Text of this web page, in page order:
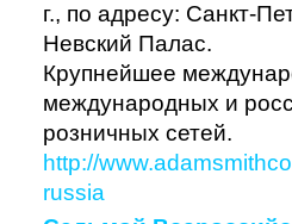
г., по адресу: Санкт-
Невский Палас.
Крупнейшее
международных и
розничных сетей.
http://
russia